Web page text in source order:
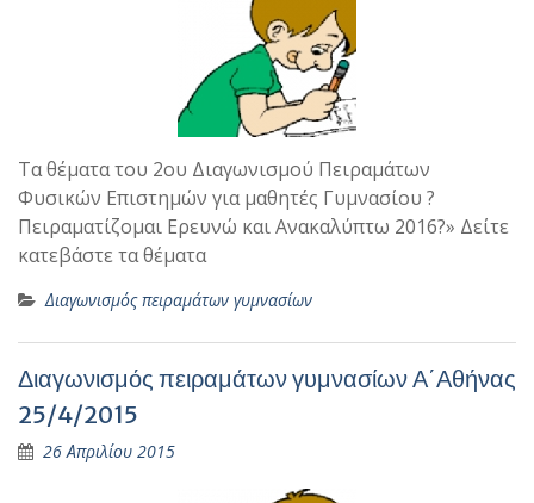
Τα θέματα του 2ου Διαγωνισμού Πειραμάτων
Φυσικών Επιστημών για μαθητές Γυμνασίου ?
Πειραματίζομαι Ερευνώ και Ανακαλύπτω 2016?» Δείτε
κατεβάστε τα θέματα
Διαγωνισμός πειραμάτων γυμνασίων
Διαγωνισμός πειραμάτων γυμνασίων Α΄Αθήνας
25/4/2015
26 Απριλίου 2015